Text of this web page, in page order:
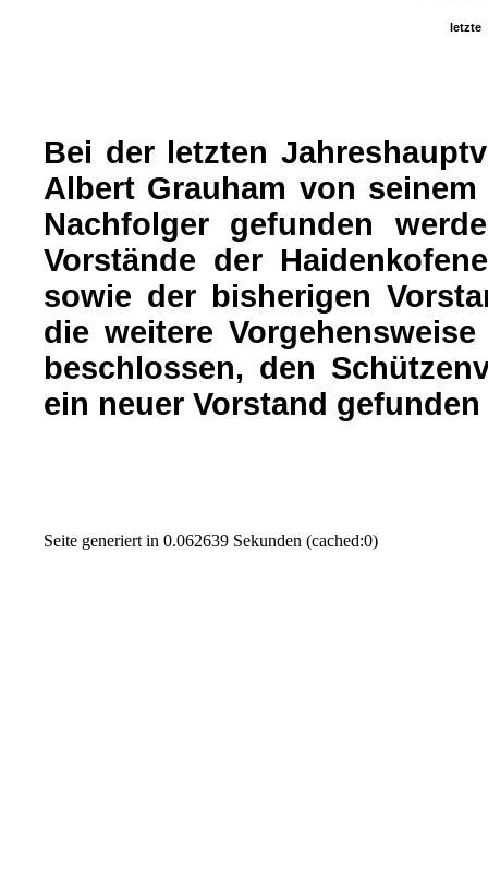
letzte
Bei der letzten
Albert Grauham von
Nachfolger gefunden
Vorstände der
sowie der bisherigen
die weitere
beschlossen, den
ein neuer Vorstand
Seite generiert in 0.062639 Sekunden (cached:0)